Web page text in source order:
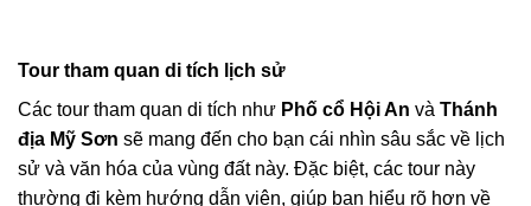
Tour tham quan di tích lịch sử
Các tour tham quan di tích như Phố cổ Hội An và Thánh
địa Mỹ Sơn sẽ mang đến cho bạn cái nhìn sâu sắc về lịch
sử và văn hóa của vùng đất này. Đặc biệt, các tour này
thường đi kèm hướng dẫn viên, giúp bạn hiểu rõ hơn về